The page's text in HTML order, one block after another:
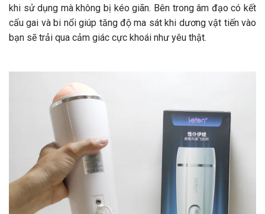
khi sử dụng mà không bị kéo giãn. Bên trong âm đạo có kết
cấu gai và bi nổi giúp tăng độ ma sát khi dương vật tiến vào
bạn sẽ trải qua cảm giác cực khoái như yêu thật.